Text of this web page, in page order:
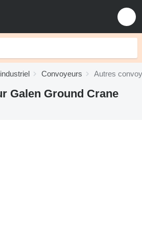
Convoyeurs Autres
Galen Ground Crane